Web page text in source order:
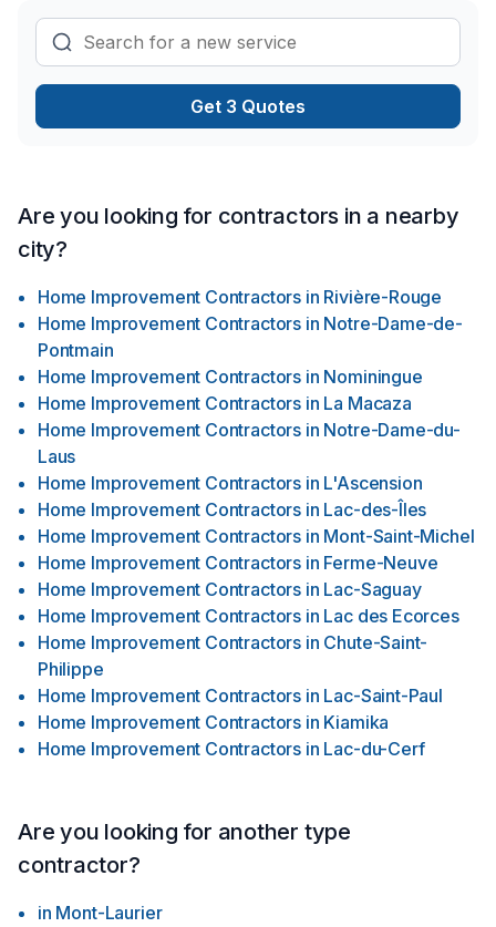
Get 3 Quotes
Are you looking for contractors in a nearby
city?
Home Improvement Contractors in Rivière-Rouge
Home Improvement Contractors in Notre-Dame-de-
Pontmain
Home Improvement Contractors in Nominingue
Home Improvement Contractors in La Macaza
Home Improvement Contractors in Notre-Dame-du-
Laus
Home Improvement Contractors in L'Ascension
Home Improvement Contractors in Lac-des-Îles
Home Improvement Contractors in Mont-Saint-Michel
Home Improvement Contractors in Ferme-Neuve
Home Improvement Contractors in Lac-Saguay
Home Improvement Contractors in Lac des Ecorces
Home Improvement Contractors in Chute-Saint-
Philippe
Home Improvement Contractors in Lac-Saint-Paul
Home Improvement Contractors in Kiamika
Home Improvement Contractors in Lac-du-Cerf
Are you looking for another type
contractor?
in Mont-Laurier